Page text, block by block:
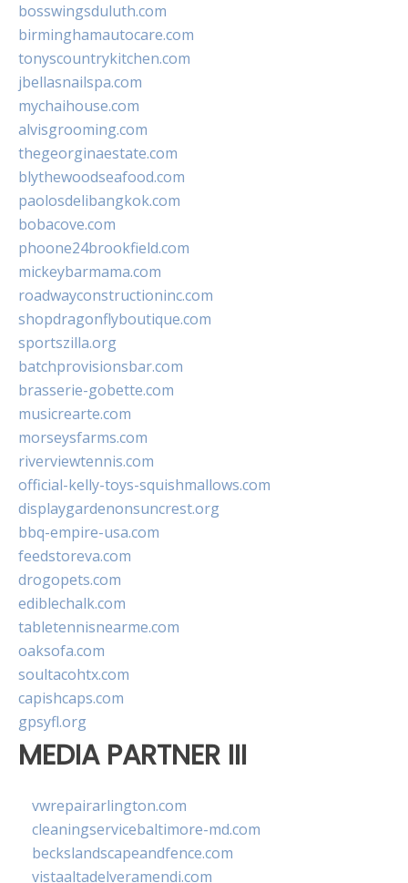
bosswingsduluth.com
birminghamautocare.com
tonyscountrykitchen.com
jbellasnailspa.com
mychaihouse.com
alvisgrooming.com
thegeorginaestate.com
blythewoodseafood.com
paolosdelibangkok.com
bobacove.com
phoone24brookfield.com
mickeybarmama.com
roadwayconstructioninc.com
shopdragonflyboutique.com
sportszilla.org
batchprovisionsbar.com
brasserie-gobette.com
musicrearte.com
morseysfarms.com
riverviewtennis.com
official-kelly-toys-squishmallows.com
displaygardenonsuncrest.org
bbq-empire-usa.com
feedstoreva.com
drogopets.com
ediblechalk.com
tabletennisnearme.com
oaksofa.com
soultacohtx.com
capishcaps.com
gpsyfl.org
MEDIA PARTNER III
vwrepairarlington.com
cleaningservicebaltimore-md.com
beckslandscapeandfence.com
vistaaltadelveramendi.com